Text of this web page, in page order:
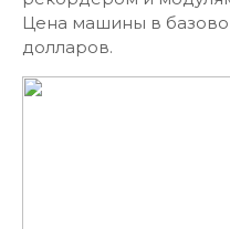
Цена машины в
долларов.